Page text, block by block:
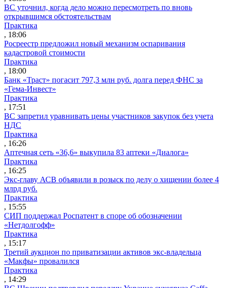
ВС уточнил, когда дело можно пересмотреть по вновь
открывшимся обстоятельствам
Практика
, 18:06
Росреестр предложил новый механизм оспаривания
кадастровой стоимости
Практика
, 18:00
Банк «Траст» погасит 797,3 млн руб. долга перед ФНС за
«Гема-Инвест»
Практика
, 17:51
ВС запретил уравнивать цены участников закупок без учета
НДС
Практика
, 16:26
Аптечная сеть «36,6» выкупила 83 аптеки «Диалога»
Практика
, 16:25
Экс-главу АСВ объявили в розыск по делу о хищении более 4
млрд руб.
Практика
, 15:55
СИП поддержал Роспатент в споре об обозначении
«Нетдолгофф»
Практика
, 15:17
Третий аукцион по приватизации активов экс-владельца
«Макфы» провалился
Практика
, 14:29